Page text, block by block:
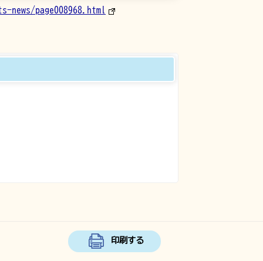
page008968.html
印刷する